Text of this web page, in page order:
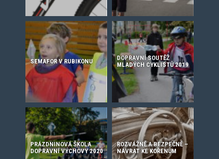
SEMAFOR V RUBIKONU
DOPRAVNÍ SOUTĚŽ
MLADÝCH CYKLISTŮ 2019
PRÁZDNINOVÁ ŠKOLA
DOPRAVNÍ VÝCHOVY 2020
ROZVÁŽNĚ A BEZPEČNĚ –
NÁVRAT KE KOŘENŮM